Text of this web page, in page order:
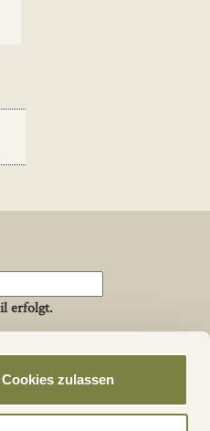
Cookies zulassen
erfolgt.